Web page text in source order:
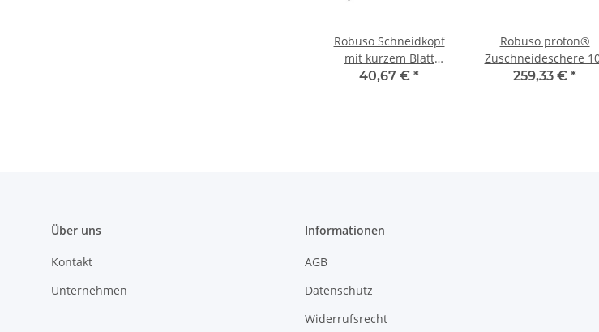
Robuso Schneidkopf
mit kurzem Blatt
unverzahnt für EC
40,67 € *
Robuso proton®
Zuschneideschere
(1024/S) (26 cm)
259,33 € *
Über uns
Kontakt
Unternehmen
Informationen
AGB
Datenschutz
Widerrufsrecht